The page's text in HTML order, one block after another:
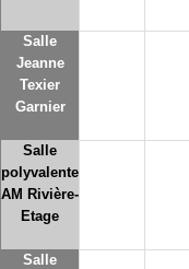
Salle
Jeanne
Texier
Garnier
Salle
polyvalente
AM Rivière-
Etage
Salle